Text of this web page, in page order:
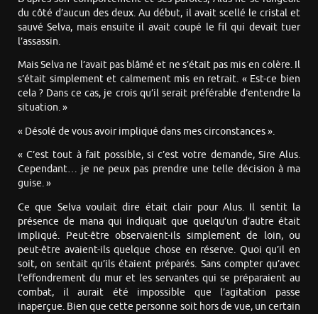
du côté d’aucun des deux. Au début, il avait scellé le cristal et
sauvé Selva, mais ensuite il avait coupé le fil qui devait tuer
l’assassin.
Mais Selva ne l’avait pas blâmé et ne s’était pas mis en colère. Il
s’était simplement et calmement mis en retrait. « Est-ce bien
cela ? Dans ce cas, je crois qu’il serait préférable d’entendre la
situation. »
« Désolé de vous avoir impliqué dans mes circonstances ».
« C’est tout à fait possible, si c’est votre demande, Sire Alus.
Cependant… je ne peux pas prendre une telle décision à ma
guise. »
Ce que Selva voulait dire était clair pour Alus. Il sentit la
présence de mana qui indiquait que quelqu’un d’autre était
impliqué. Peut-être observaient-ils simplement de loin, ou
peut-être avaient-ils quelque chose en réserve. Quoi qu’il en
soit, on sentait qu’ils étaient préparés. Sans compter qu’avec
l’effondrement du mur et les servantes qui se préparaient au
combat, il aurait été impossible que l’agitation passe
inaperçue. Bien que cette personne soit hors de vue, un certain